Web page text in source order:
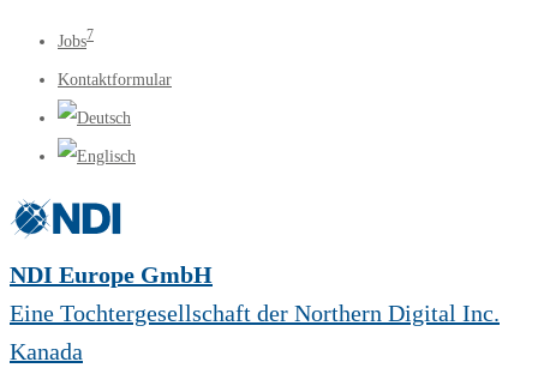
Jobs7
Kontaktformular
NDI Europe GmbH
Eine Tochtergesellschaft der Northern Digital Inc.
Kanada